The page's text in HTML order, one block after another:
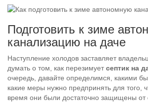
Подготовить к зиме
канализацию на даче
Наступление холодов заставляет
думать о том, как перезимуетсептик на
очередь, давайте определимся, какими
какие меры нужно предпринять для того,
время они были достаточно защищены от